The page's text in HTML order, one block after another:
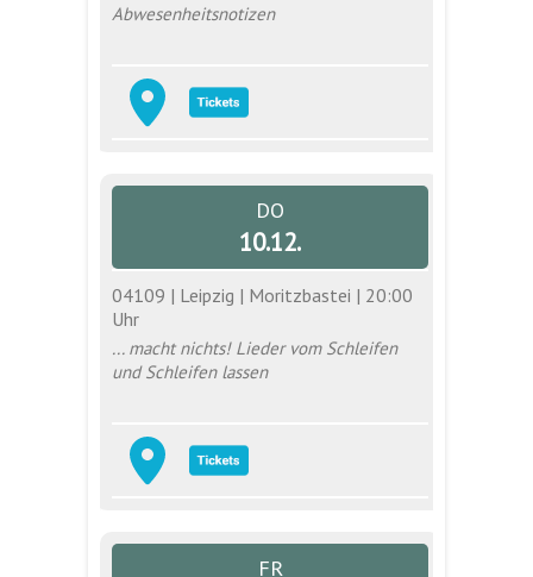
Abwesenheitsnotizen
DO
10.12.
04109 | Leipzig | Moritzbastei | 20:00
Uhr
... macht nichts! Lieder vom Schleifen
und Schleifen lassen
FR